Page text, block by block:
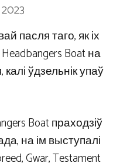
пасля таго, як іх
Boat на
ўдзельнік упаў
Boat праходзіў
на ім выступалі
Gwar, Testament